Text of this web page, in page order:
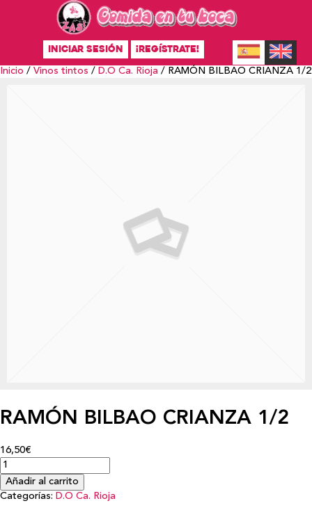
INICIAR SESIÓN ¡REGÍSTRATE!
Inicio / Vinos tintos / D.O Ca. Rioja / RAMÓN BILBAO CRIANZA 1/2
RAMÓN BILBAO CRIANZA 1/2
16,50€
Añadir al carrito
Categorías: D.O Ca. Rioja